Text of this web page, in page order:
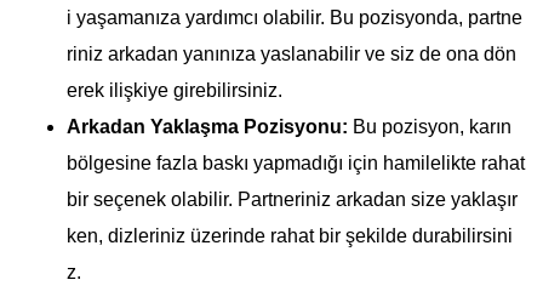
i yaşamanıza yardımcı olabilir. Bu pozisyonda, partne
riniz arkadan yanınıza yaslanabilir ve siz de ona dön
erek ilişkiye girebilirsiniz.
Arkadan Yaklaşma Pozisyonu: Bu pozisyon, karın
bölgesine fazla baskı yapmadığı için hamilelikte rahat
bir seçenek olabilir. Partneriniz arkadan size yaklaşır
ken, dizleriniz üzerinde rahat bir şekilde durabilirsini
z.